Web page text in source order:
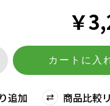
￥
カートに入
追加
商品比較